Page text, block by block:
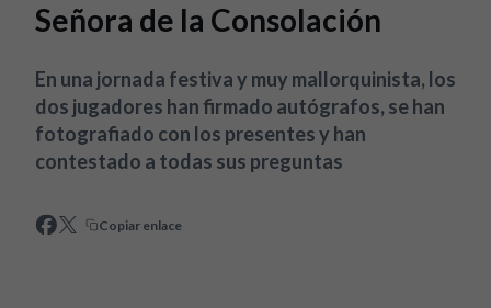
Señora de la Consolación
En una jornada festiva y muy mallorquinista, los
dos jugadores han firmado autógrafos, se han
fotografiado con los presentes y han
contestado a todas sus preguntas
Copiar enlace